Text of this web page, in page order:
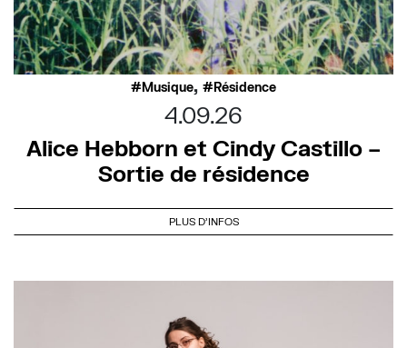
Musique, Résidence
4.09.26
Alice Hebborn et Cindy Castillo –
Sortie de résidence
PLUS D'INFOS